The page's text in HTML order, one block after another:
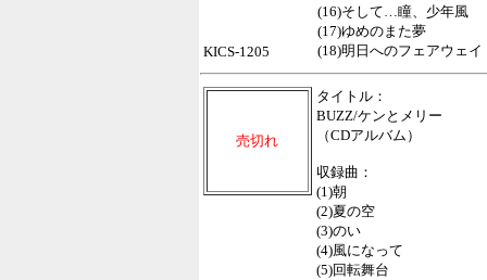
(16)そして…瞳、少年風
(17)ゆめのまた夢
(18)明日へのフェアウェイ
KICS-1205
売切れ
タイトル：
BUZZ/ケンとメリー
（CDアルバム）
収録曲：
(1)朝
(2)夏の空
(3)のい
(4)風になって
(5)回転舞台